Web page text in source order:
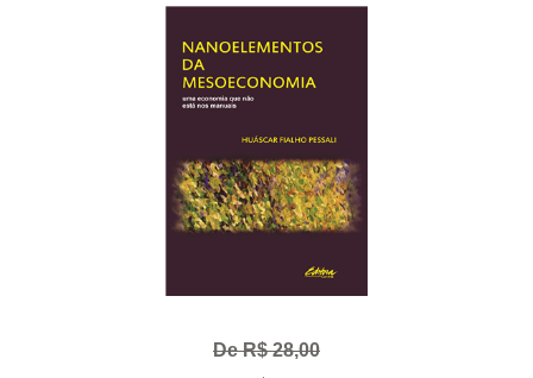
De R$ 28,00